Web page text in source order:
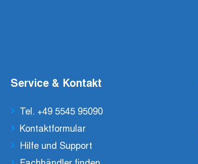
Service & Kontakt
Tel. +49 5545 95090
Kontaktformular
Hilfe und Support